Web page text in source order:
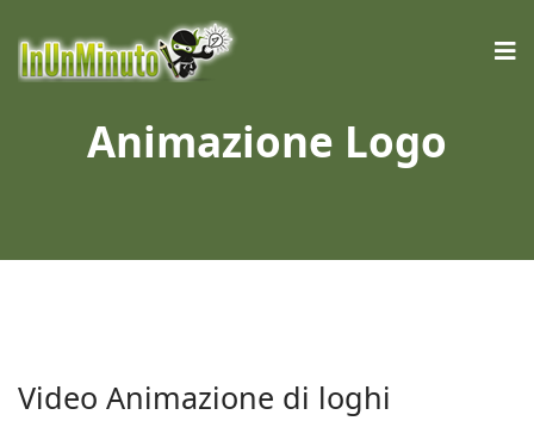
Animazione Logo
Video Animazione di loghi